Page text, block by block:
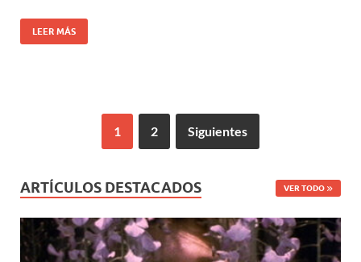
LEER MÁS
1 2 Siguientes
ARTÍCULOS DESTACADOS VER TODO